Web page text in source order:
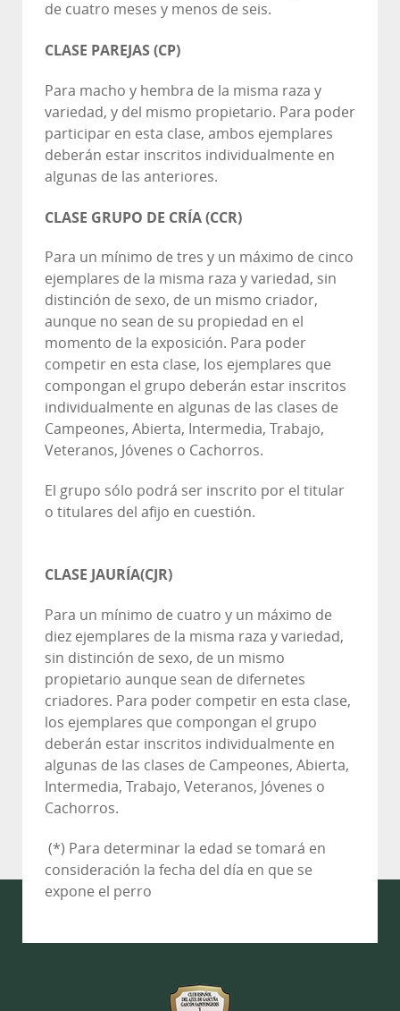
de cuatro meses y menos de seis.
CLASE PAREJAS (CP)
Para macho y hembra de la misma raza y
variedad, y del mismo propietario. Para poder
participar en esta clase, ambos ejemplares
deberán estar inscritos individualmente en
algunas de las anteriores.
CLASE GRUPO DE CRÍA (CCR)
Para un mínimo de tres y un máximo de cinco
ejemplares de la misma raza y variedad, sin
distinción de sexo, de un mismo criador,
aunque no sean de su propiedad en el
momento de la exposición. Para poder
competir en esta clase, los ejemplares que
compongan el grupo deberán estar inscritos
individualmente en algunas de las clases de
Campeones, Abierta, Intermedia, Trabajo,
Veteranos, Jóvenes o Cachorros.
El grupo sólo podrá ser inscrito por el titular
o titulares del afijo en cuestión.
CLASE JAURÍA(CJR)
Para un mínimo de cuatro y un máximo de
diez ejemplares de la misma raza y variedad,
sin distinción de sexo, de un mismo
propietario aunque sean de difernetes
criadores. Para poder competir en esta clase,
los ejemplares que compongan el grupo
deberán estar inscritos individualmente en
algunas de las clases de Campeones, Abierta,
Intermedia, Trabajo, Veteranos, Jóvenes o
Cachorros.
(*) Para determinar la edad se tomará en
consideración la fecha del día en que se
expone el perro